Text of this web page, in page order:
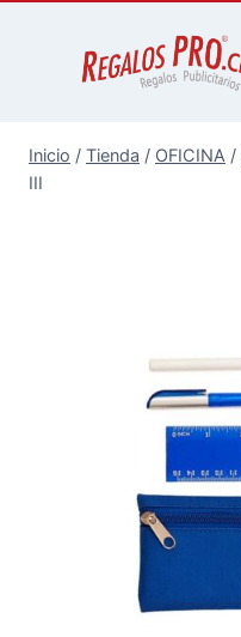
Inicio / Tienda / OFICINA /
III